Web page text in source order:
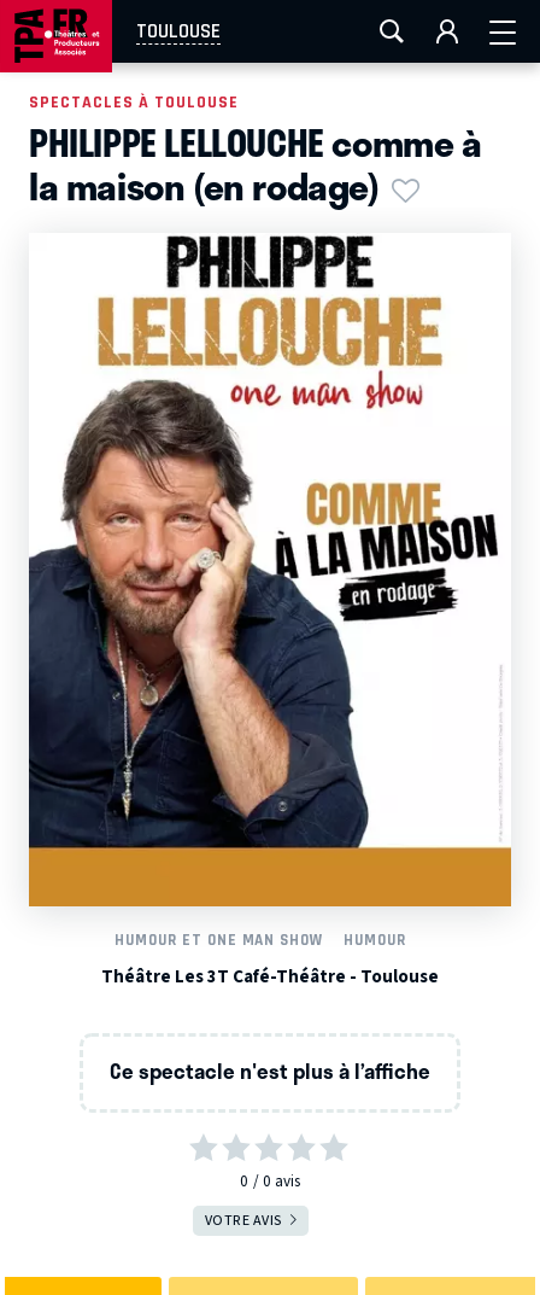
TOULOUSE
AIX-MARSEILLE AURAY LA ROCHELLE
EN TOURNÉE
SPECTACLES À TOULOUSE
PHILIPPE LELLOUCHE comme à
la maison (en rodage)
HUMOUR ET ONE MAN SHOW HUMOUR
Théâtre Les 3T Café-Théâtre - Toulouse
Ce spectacle n'est plus à l’affiche
0 0 avis
VOTRE AVIS